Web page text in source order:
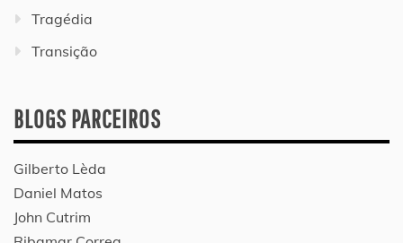
Tragédia
Transição
BLOGS PARCEIROS
Gilberto Lèda
Daniel Matos
John Cutrim